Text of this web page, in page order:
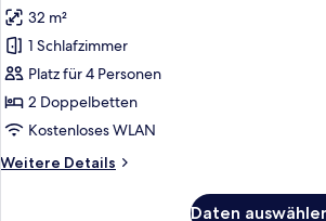
für
Premier-
Zweibettzimmer
anzeigen
32 m²
1 Schlafzimmer
Platz für 4 Personen
2 Doppelbetten
Kostenloses WLAN
Weitere Details
Weitere
Daten